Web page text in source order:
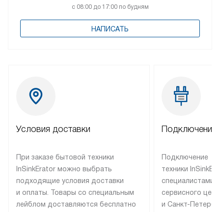
с 08:00 до 17:00 по будням
НАПИСАТЬ
Условия доставки
При заказе бытовой техники
InSinkErator можно выбрать
подходящие условия доставки
и оплаты. Товары со специальным
лейблом доставляются бесплатно
Подключение
Подключение
техники
специалистами
сервисного
и Санкт-